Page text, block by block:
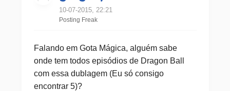
10-07-2015, 22:21
Posting Freak
Falando em Gota Mágica, alguém sabe
onde tem todos episódios de Dragon Ball
com essa dublagem (Eu só consigo
encontrar 5)?